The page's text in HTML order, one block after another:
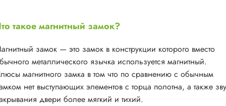
такое магнитный замок?
замок — это замок в конструкции которого вместо
металлического язычка используется магнитный.
магнитного замка в том что по сравнению с обычным
нет выступающих элементов с торца полотна, а также
двери более мягкий и тихий.